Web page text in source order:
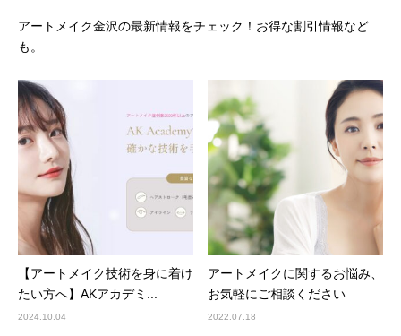
アートメイク金沢の最新情報をチェック！お得な割引情報など
も。
【アートメイク技術を身に着け
たい方へ】AKアカデミ...
2024.10.04
アートメイクに関するお悩み、
お気軽にご相談ください
2022.07.18